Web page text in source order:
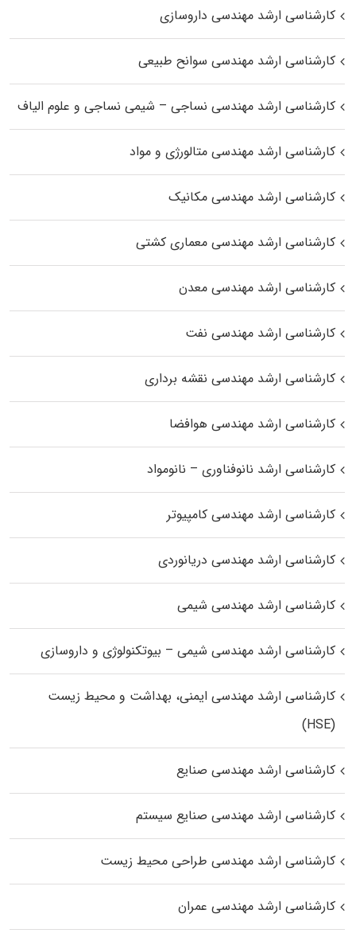
کارشناسی ارشد مهندسی داروسازی
کارشناسی ارشد مهندسی سوانح طبیعی
کارشناسی ارشد مهندسی نساجی – شیمی نساجی و علوم الیاف
کارشناسی ارشد مهندسی متالورژی و مواد
کارشناسی ارشد مهندسی مکانیک
کارشناسی ارشد مهندسی معماری کشتی
کارشناسی ارشد مهندسی معدن
کارشناسی ارشد مهندسی نفت
کارشناسی ارشد مهندسی نقشه برداری
کارشناسی ارشد مهندسی هوافضا
کارشناسی ارشد نانوفناوری – نانومواد
کارشناسی ارشد مهندسی کامپیوتر
کارشناسی ارشد مهندسی دریانوردی
کارشناسی ارشد مهندسی شیمی
کارشناسی ارشد مهندسی شیمی – بیوتکنولوژی و داروسازی
کارشناسی ارشد مهندسی ایمنی، بهداشت و محیط زیست
(HSE)
کارشناسی ارشد مهندسی صنایع
کارشناسی ارشد مهندسی صنایع سیستم
کارشناسی ارشد مهندسی طراحی محیط زیست
کارشناسی ارشد مهندسی عمران